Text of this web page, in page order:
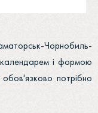
Чорнобиль-
і формою
потрібно